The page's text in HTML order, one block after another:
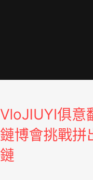
VloJIUYI俱意
鏈博會挑戰拼
鏈